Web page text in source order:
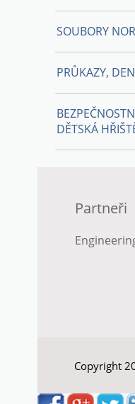
SOUBORY
PRŮKAZY,
DĚTSKÁ
Partneři
Copyright